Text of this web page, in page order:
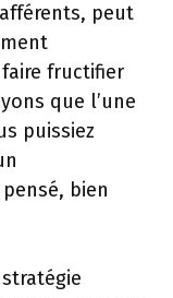
peut
fructifier
que l’une
puissiez
bien